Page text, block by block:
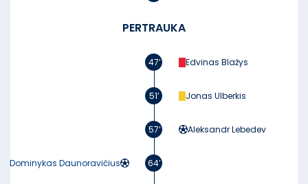
PERTRAUKA
47’ Edvinas Blažys
51’ Jonas Ulberkis
57’ Aleksandr Lebedev
Dominykas Daunoravičius 64’